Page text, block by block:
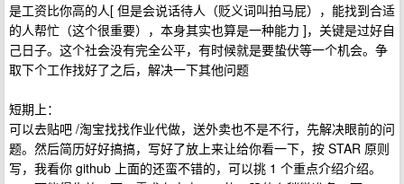
是工资比你高的人[ 但是会说话待人（贬义词叫拍马屁），能找到合适
的人帮忙（这个很重要），本身其实也算是一种能力 ]，关键是过好自
己日子。这个社会没有完全公平，有时候就是要蛰伏等一个机会。争
取下个工作找好了之后，解决一下其他问题
短期上：
可以去贴吧 /淘宝找找作业代做，送外卖也不是不行，先解决眼前的问
题。然后简历好好搞搞，写好了放上来让给你看一下，按 STAR 原则
写，我看你 github 上面的还蛮不错的，可以挑 1 个重点介绍介绍。